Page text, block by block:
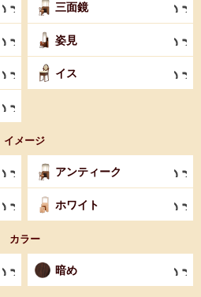
三面鏡
姿見
イス
イメージ
アンティーク
ホワイト
カラー
暗め